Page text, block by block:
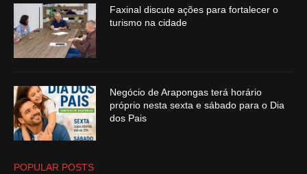
Faxinal discute ações para fortalecer o
turismo na cidade
Negócio de Arapongas terá horário
próprio nesta sexta e sábado para o Dia
dos Pais
POPULAR POSTS